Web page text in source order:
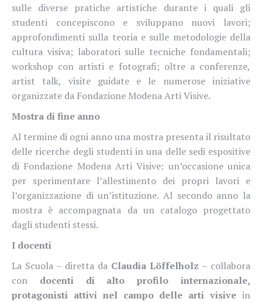
sulle diverse pratiche artistiche durante i quali gli
studenti concepiscono e sviluppano nuovi lavori;
approfondimenti sulla teoria e sulle metodologie della
cultura visiva; laboratori sulle tecniche fondamentali;
workshop con artisti e fotografi; oltre a conferenze,
artist talk, visite guidate e le numerose iniziative
organizzate da Fondazione Modena Arti Visive.
Mostra di fine anno
Al termine di ogni anno una mostra presenta il risultato
delle ricerche degli studenti in una delle sedi espositive
di Fondazione Modena Arti Visive: un’occasione unica
per sperimentare l’allestimento dei propri lavori e
l’organizzazione di un’istituzione. Al secondo anno la
mostra è accompagnata da un catalogo progettato
dagli studenti stessi.
I docenti
La Scuola – diretta da Claudia Löffelholz – collabora
con docenti di alto profilo internazionale,
protagonisti attivi nel campo delle arti visive in